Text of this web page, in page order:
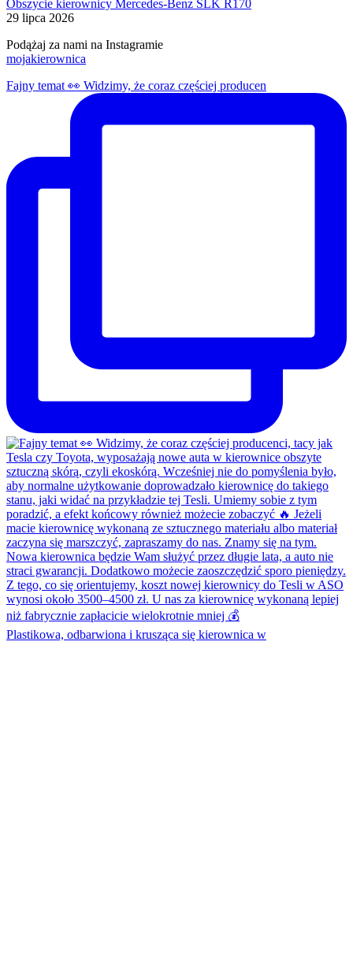
Obszycie kierownicy Mercedes-Benz SLK R170
29 lipca 2026
Podążaj za nami na Instagramie
mojakierownica
Fajny temat 👀 Widzimy, że coraz częściej producen
Plastikowa, odbarwiona i krusząca się kierownica w